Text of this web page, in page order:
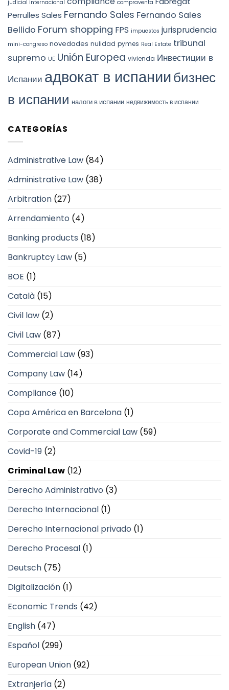
judicial internacional
compraventa
Perrulles Sales Fernando Sales Fernando Sales
Bellido Forum shopping FPS impuestos jurisprudencia
mini-congreso novedades nulidad pymes Real Estate tribunal
supremo UE Unión Europea vivienda Инвестиции в
Испании адвокат в испаниибизнес
в испании налоги в испании недвижимость в испании
CATEGORÍAS
Administrative Law (84)
Administrative Law (38)
Arbitration (27)
Arrendamiento (4)
Banking products (18)
Bankruptcy Law (5)
BOE (1)
Català (15)
Civil law (2)
Civil Law (87)
Commercial Law (93)
Company Law (14)
Compliance (10)
Copa América en Barcelona (1)
Corporate and Commercial Law (59)
Covid-19 (2)
Criminal Law (12)
Derecho Administrativo (3)
Derecho Internacional (1)
Derecho Internacional privado (1)
Derecho Procesal (1)
Deutsch (75)
Digitalización (1)
Economic Trends (42)
English (47)
Español (299)
European Union (92)
Extranjería (2)